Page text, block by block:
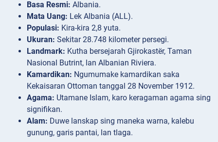
Basa Resmi: Albania.
Mata Uang: Lek Albania (ALL).
Populasi: Kira-kira 2,8 yuta.
Ukuran: Sekitar 28.748 kilometer persegi.
Landmark: Kutha bersejarah Gjirokastër, Taman
Nasional Butrint, lan Albanian Riviera.
Kamardikan: Ngumumake kamardikan saka
Kekaisaran Ottoman tanggal 28 November 1912.
Agama: Utamane Islam, karo keragaman agama sing
signifikan.
Alam: Duwe lanskap sing maneka warna, kalebu
gunung, garis pantai, lan tlaga.